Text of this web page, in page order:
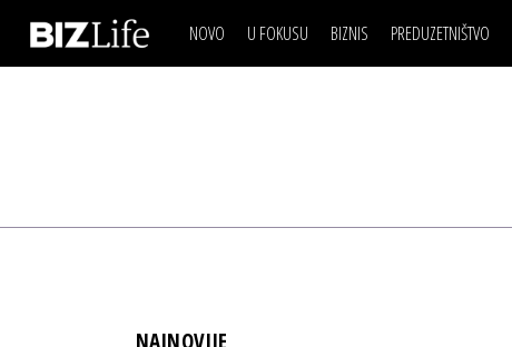
NOVO U FOKUSU BIZNIS
ESG & ENERGY
PREDUZETNIŠTVO
IZJAVA DANABIZNIS SCENA